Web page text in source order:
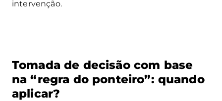
intervenção.
Tomada de decisão com base
na “regra do ponteiro”: quando
aplicar?